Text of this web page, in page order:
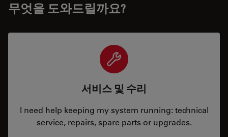
무엇을 도와드릴까요?
서비스 및 수리
I need help keeping my system running: technical
service, repairs, spare parts or upgrades.